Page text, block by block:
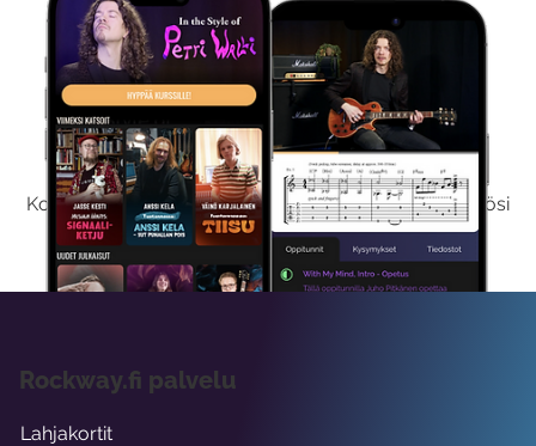
Kokeile Ilmaiseksi
Kokeilemalla ilmaiseksi saat koko sisältömme käyttöösi
viikon ajaksi.
Rockway.fi palvelu
Lahjakortit